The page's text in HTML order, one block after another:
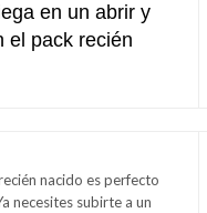
en un abrir y
el pack recién
nacido es perfecto
necesites subirte a un